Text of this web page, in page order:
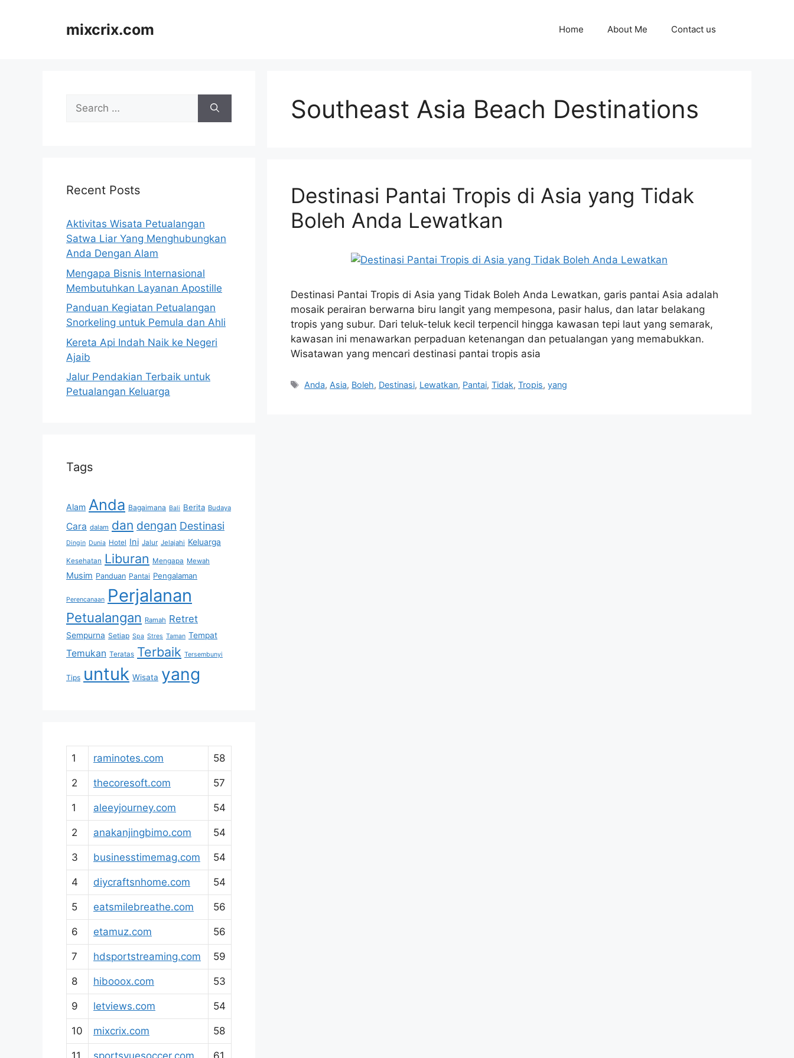
mixcrix.com Home About Me Contact us
Southeast Asia Beach Destinations
Destinasi Pantai Tropis di Asia yang Tidak
Boleh Anda Lewatkan
Destinasi Pantai Tropis di Asia yang Tidak Boleh Anda Lewatkan, garis pantai Asia adalah
mosaik perairan berwarna biru langit yang mempesona, pasir halus, dan latar belakang
tropis yang subur. Dari teluk-teluk kecil terpencil hingga kawasan tepi laut yang semarak,
kawasan ini menawarkan perpaduan ketenangan dan petualangan yang memabukkan.
Wisatawan yang mencari destinasi pantai tropis asia
Tags
Anda, Asia, Boleh, Destinasi, Lewatkan, Pantai,Tidak,Tropis,yang
Search
for:
Recent Posts
Aktivitas Wisata Petualangan
Satwa Liar Yang Menghubungkan
Anda Dengan Alam
Mengapa Bisnis Internasional
Membutuhkan Layanan Apostille
Panduan Kegiatan Petualangan
Snorkeling untuk Pemula dan Ahli
Kereta Api Indah Naik ke Negeri
Ajaib
Jalur Pendakian Terbaik untuk
Petualangan Keluarga
Tags
Alam Anda Bagaimana Bali Berita Budaya
Cara dalam dan dengan Destinasi
Dingin Dunia Hotel Ini Jalur Jelajahi Keluarga
Kesehatan Liburan Mengapa Mewah
Musim Panduan Pantai Pengalaman
Perencanaan Perjalanan
Petualangan Ramah Retret
Sempurna Setiap Spa Stres Taman Tempat
Temukan Teratas Terbaik Tersembunyi
Tips untuk Wisata yang
1 raminotes.com 58
2 thecoresoft.com 57
1 aleeyjourney.com 54
2 anakanjingbimo.com 54
3 businesstimemag.com 54
4 diycraftsnhome.com 54
5 eatsmilebreathe.com 56
6 etamuz.com 56
7 hdsportstreaming.com 59
8 hibooox.com 53
9 letviews.com 54
10 mixcrix.com 58
11 sportsvuesoccer.com 61